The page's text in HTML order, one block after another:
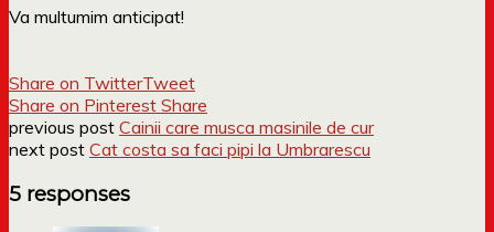
Va multumim anticipat!
Share on TwitterTweet
Share on Pinterest Share
previous post Cainii care musca masinile de cur
next post Cat costa sa faci pipi la Umbrarescu
5 responses